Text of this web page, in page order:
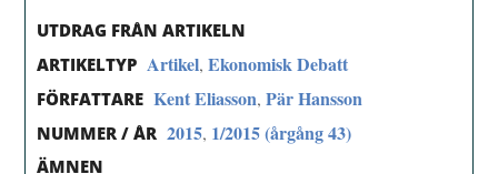
UTDRAG FRÅN ARTIKELN
ARTIKELTYP Artikel,Ekonomisk Debatt
FÖRFATTARE Kent Eliasson,Pär Hansson
NUMMER / ÅR 2015, 1/2015 (årgång 43)
ÄMNEN